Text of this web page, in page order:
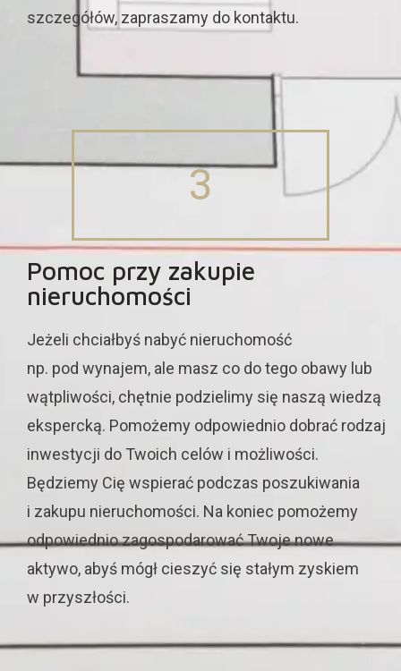
szczegółów, zapraszamy do kontaktu.
3
Pomoc przy zakupie
nieruchomości
Jeżeli chciałbyś nabyć nieruchomość
np. pod wynajem, ale masz co do tego obawy lub
wątpliwości, chętnie podzielimy się naszą wiedzą
ekspercką. Pomożemy odpowiednio dobrać rodzaj
inwestycji do Twoich celów i możliwości.
Będziemy Cię wspierać podczas poszukiwania
i zakupu nieruchomości. Na koniec pomożemy
odpowiednio zagospodarować Twoje nowe
aktywo, abyś mógł cieszyć się stałym zyskiem
w przyszłości.